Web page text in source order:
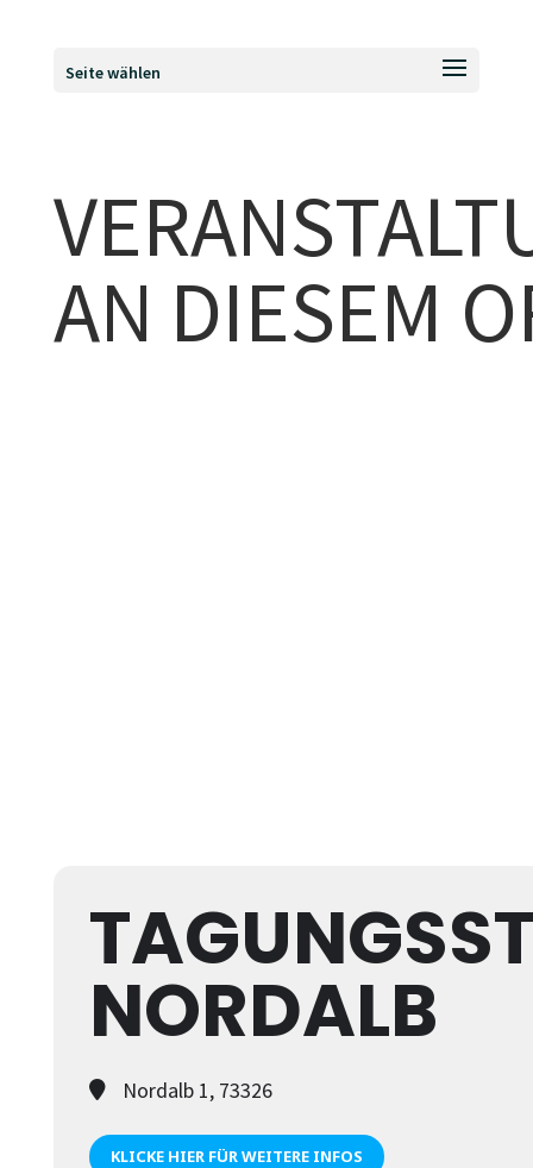
Seite wählen
AN DIESEM
NORDALB
Nordalb 1, 73326
KLICKE HIER FÜR WEITERE INFOS